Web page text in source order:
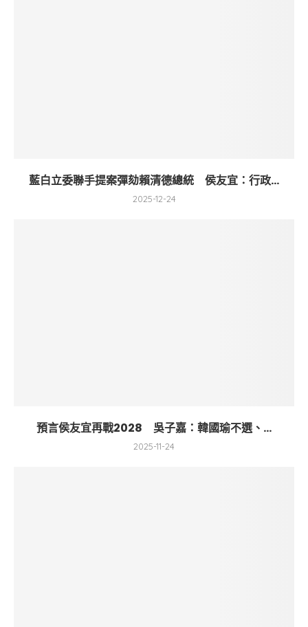
藍白立委聯手提案彈劾賴清德總統 侯友宜：行政...
2025-12-24
預言侯友宜再戰2028 吳子嘉：韓國瑜不選、...
2025-11-24